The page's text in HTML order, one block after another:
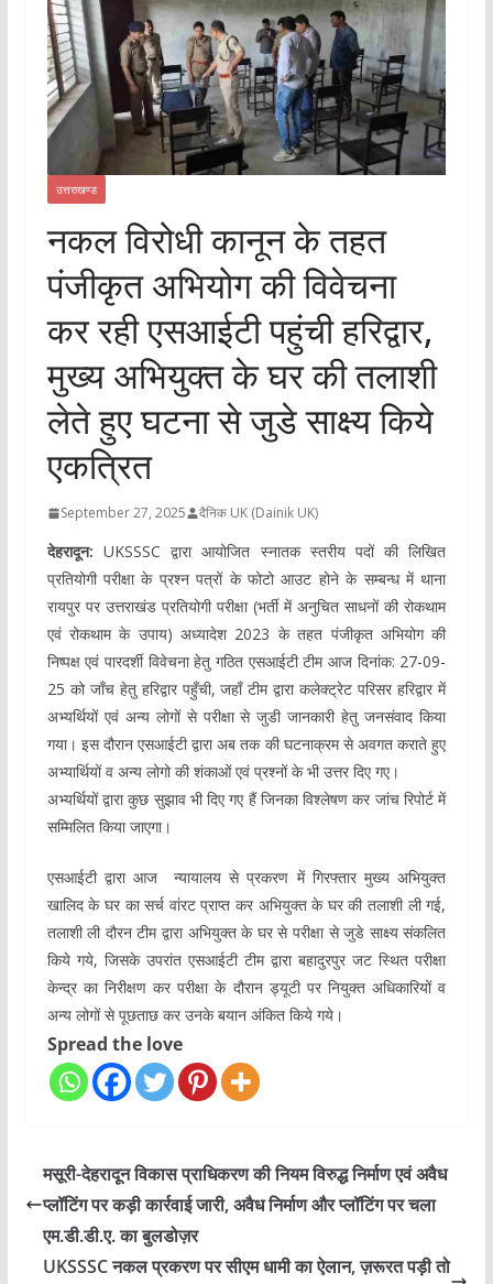
उत्तराखण्ड
नकल विरोधी कानून के तहत
पंजीकृत अभियोग की विवेचना
कर रही एसआईटी पहुंची हरिद्वार,
मुख्य अभियुक्त के घर की तलाशी
लेते हुए घटना से जुडे साक्ष्य किये
एकत्रित
September 27, 2025 दैनिक UK (Dainik UK)
देहरादून: UKSSSC द्वारा आयोजित स्नातक स्तरीय पदों की लिखित
प्रतियोगी परीक्षा के प्रश्न पत्रों के फोटो आउट होने के सम्बन्ध में थाना
रायपुर पर उत्तराखंड प्रतियोगी परीक्षा (भर्ती में अनुचित साधनों की रोकथाम
एवं रोकथाम के उपाय) अध्यादेश 2023 के तहत पंजीकृत अभियोग की
निष्पक्ष एवं पारदर्शी विवेचना हेतु गठित एसआईटी टीम आज दिनांक: 27-09-
25 को जाँच हेतु हरिद्वार पहुँची, जहाँ टीम द्वारा कलेक्ट्रेट परिसर हरिद्वार में
अभ्यर्थियों एवं अन्य लोगों से परीक्षा से जुडी जानकारी हेतु जनसंवाद किया
गया। इस दौरान एसआईटी द्वारा अब तक की घटनाक्रम से अवगत कराते हुए
अभ्यार्थियों व अन्य लोगो की शंकाओं एवं प्रश्नों के भी उत्तर दिए गए।
अभ्यर्थियों द्वारा कुछ सुझाव भी दिए गए हैं जिनका विश्लेषण कर जांच रिपोर्ट में
सम्मिलित किया जाएगा।
एसआईटी द्वारा आज न्यायालय से प्रकरण में गिरफ्तार मुख्य अभियुक्त
खालिद के घर का सर्च वांरट प्राप्त कर अभियुक्त के घर की तलाशी ली गई,
तलाशी ली दौरन टीम द्वारा अभियुक्त के घर से परीक्षा से जुडे साक्ष्य संकलित
किये गये, जिसके उपरांत एसआईटी टीम द्वारा बहादुरपुर जट स्थित परीक्षा
केन्द्र का निरीक्षण कर परीक्षा के दौरान ड्यूटी पर नियुक्त अधिकारियों व
अन्य लोगों से पूछताछ कर उनके बयान अंकित किये गये।
Spread the love
मसूरी-देहरादून विकास प्राधिकरण की नियम विरुद्ध निर्माण एवं अवैध
प्लॉटिंग पर कड़ी कार्रवाई जारी, अवैध निर्माण और प्लॉटिंग पर चला
एम.डी.डी.ए. का बुलडोज़र
UKSSSC नकल प्रकरण पर सीएम धामी का ऐलान, ज़रूरत पड़ी तो